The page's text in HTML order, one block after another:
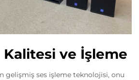
Kalitesi ve İşleme
gelişmiş ses işleme teknolojisi, onu